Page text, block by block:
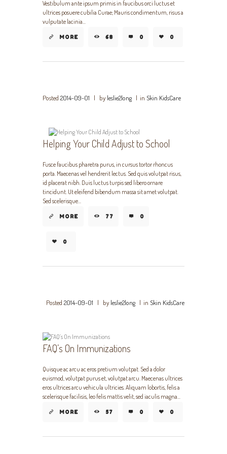
Vestibulum ante ipsum primis in faucibus orci luctus et
ultrices posuere cubilia Curae; Mauris condimentum, risus a
vulputate lacinia...
MORE 68 0 0
Posted 2014-09-01 | byleslie2long | in Skin KidsCare
Helping Your Child Adjust to School
Fusce faucibus pharetra purus, in cursus tortor rhoncus
porta. Maecenas vel hendrerit lectus. Sed quis volutpat risus,
id placerat nibh. Duis luctus turpis sed libero ornare
tincidunt. Ut eleifend bibendum massa sit amet volutpat.
Sed scelerisque...
MORE 77 0
0
Posted 2014-09-01 | byleslie2long | in Skin KidsCare
FAQ’s On Immunizations
Quisque ac arcu ac eros pretium volutpat. Sed a dolor
euismod, volutpat purus et, volutpat arcu. Maecenas ultrices
eros ultrices arcu vehicula ultricies. Aliquam lobortis, felis a
scelerisque facilisis, leo felis mattis velit, sed iaculis magna...
MORE 57 0 0